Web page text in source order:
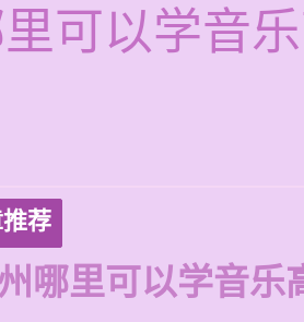
可以学音
荐
哪里可以学音乐